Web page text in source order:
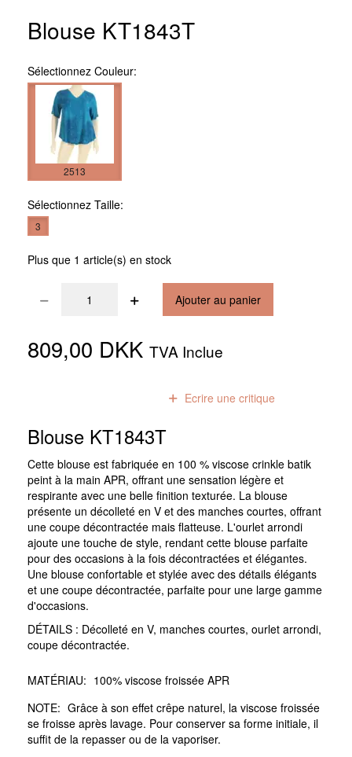
Blouse KT1843T
Sélectionnez Couleur:
2513
Sélectionnez Taille:
3
Plus que 1 article(s) en stock
Ajouter au panier
809,00 DKK TVA Inclue
Ecrire une critique
Blouse KT1843T
Cette blouse est fabriquée en 100 % viscose crinkle batik
peint à la main APR, offrant une sensation légère et
respirante avec une belle finition texturée. La blouse
présente un décolleté en V et des manches courtes, offrant
une coupe décontractée mais flatteuse. L'ourlet arrondi
ajoute une touche de style, rendant cette blouse parfaite
pour des occasions à la fois décontractées et élégantes.
Une blouse confortable et stylée avec des détails élégants
et une coupe décontractée, parfaite pour une large gamme
d'occasions.
DÉTAILS : Décolleté en V, manches courtes, ourlet arrondi,
coupe décontractée.
MATÉRIAU: 100% viscose froissée APR
NOTE: Grâce à son effet crêpe naturel, la viscose froissée
se froisse après lavage. Pour conserver sa forme initiale, il
suffit de la repasser ou de la vaporiser.